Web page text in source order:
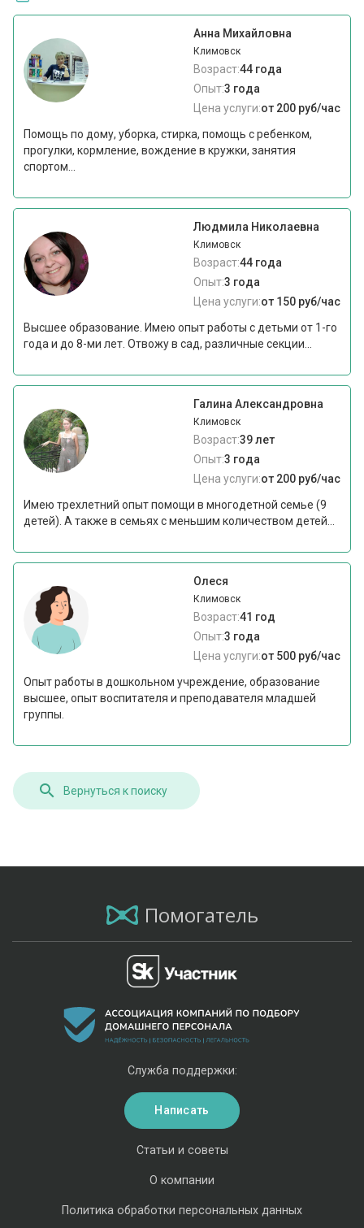
Анна Михайловна
Климовск
Возраст:44 года
Опыт:3 года
Цена услуги:от 200 руб/час
Помощь по дому, уборка, стирка, помощь с ребенком,
прогулки, кормление, вождение в кружки, занятия
спортом...
Людмила Николаевна
Климовск
Возраст:44 года
Опыт:3 года
Цена услуги:от 150 руб/час
Высшее образование. Имею опыт работы с детьми от 1-го
года и до 8-ми лет. Отвожу в сад, различные секции...
Галина Александровна
Климовск
Возраст:39 лет
Опыт:3 года
Цена услуги:от 200 руб/час
Имею трехлетний опыт помощи в многодетной семье (9
детей). А также в семьях с меньшим количеством детей...
Олеся
Климовск
Возраст:41 год
Опыт:3 года
Цена услуги:от 500 руб/час
Опыт работы в дошкольном учреждение, образование
высшее, опыт воспитателя и преподавателя младшей
группы.
Вернуться к поиску
Помогатель
Статьи и советы
О компании
Политика обработки персональных данных
Служба поддержки:
Написать